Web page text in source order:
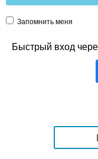
Запомнить меня
Быстрый вход